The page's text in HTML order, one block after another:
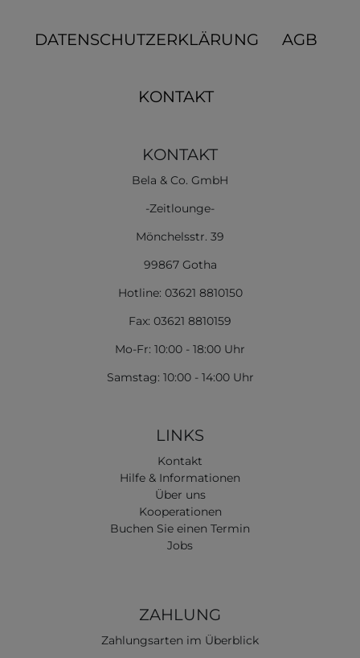
DATENSCHUTZERKLÄRUNG AGB
KONTAKT
KONTAKT
Bela & Co. GmbH
-Zeitlounge-
Mönchelsstr. 39
99867 Gotha
Hotline: 03621 8810150
Fax: 03621 8810159
Mo-Fr: 10:00 - 18:00 Uhr
Samstag: 10:00 - 14:00 Uhr
LINKS
Kontakt
Hilfe & Informationen
Über uns
Kooperationen
Buchen Sie einen Termin
Jobs
ZAHLUNG
Zahlungsarten im Überblick